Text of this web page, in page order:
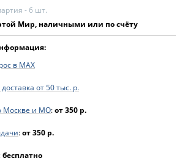
- 6 шт.
Мир, наличными или по счёту
в MAX
от 50 тыс. р.
Москве и МО:от 350 р.
:от 350 р.
:бесплатно